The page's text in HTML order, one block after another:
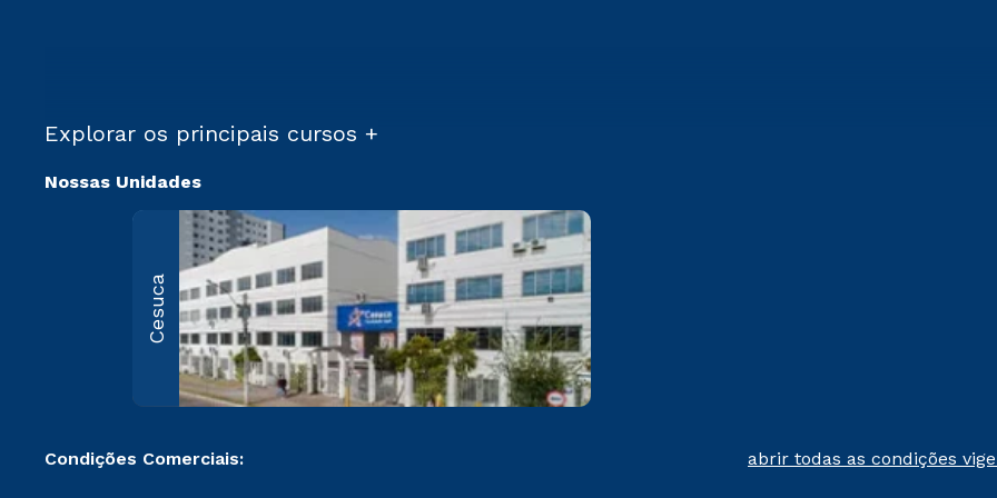
Explorar os principais cursos +
Nossas Unidades
Cesuca
Condições Comerciais: abrir todas as condições